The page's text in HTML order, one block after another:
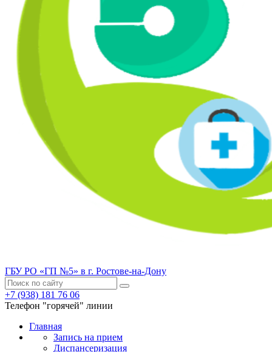
ГБУ РО «ГП №5» в г. Ростове-на-Дону
+7 (938) 181 76 06
Телефон "горячей" линии
Главная
Запись на прием
Диспансеризация